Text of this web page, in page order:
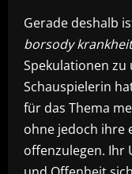
Gerade deshalb
borsody krankheit
Spekulationen
Schauspielerin
für das Thema
ohne jedoch ihre
offenzulegen. Ihr